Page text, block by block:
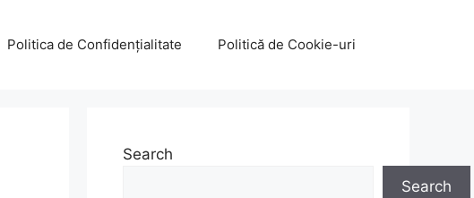
Politica de Confidențialitate Politică de Cookie-uri
Search
Search